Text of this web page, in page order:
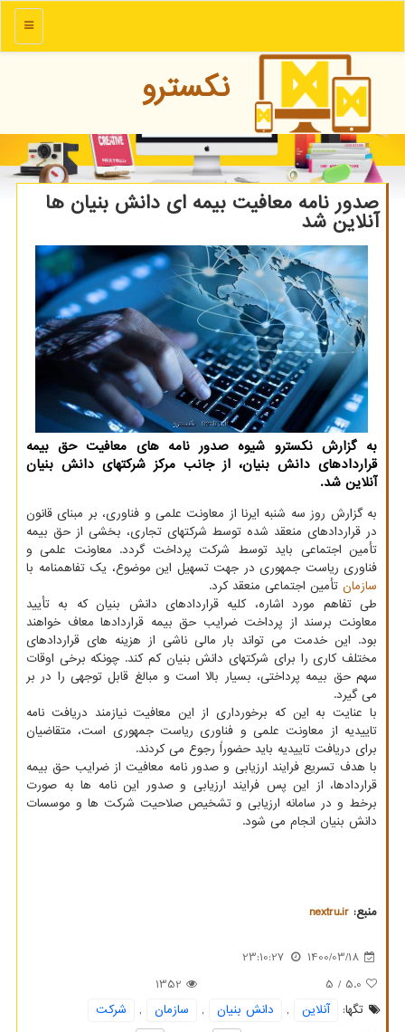
منو
نكسترو
صدور نامه معافیت بیمه ای دانش بنیان ها
آنلاین شد
به گزارش نکسترو شیوه صدور نامه های معافیت حق بیمه
قراردادهای دانش بنیان، از جانب مرکز شرکتهای دانش بنیان
آنلاین شد.
به گزارش روز سه شنبه ایرنا از معاونت علمی و فناوری، بر مبنای قانون
در قراردادهای منعقد شده توسط شرکتهای تجاری، بخشی از حق بیمه
تأمین اجتماعی باید توسط شرکت پرداخت گردد. معاونت علمی و
فناوری ریاست جمهوری در جهت تسهیل این موضوع، یک تفاهمنامه با
سازمان تأمین اجتماعی منعقد کرد.
طی تفاهم مورد اشاره، کلیه قراردادهای دانش بنیان که به تأیید
معاونت برسند از پرداخت ضرایب حق بیمه قراردادها معاف خواهند
بود. این خدمت می تواند بار مالی ناشی از هزینه های قراردادهای
مختلف کاری را برای شرکتهای دانش بنیان کم کند. چونکه برخی اوقات
سهم حق بیمه پرداختی، بسیار بالا است و مبالغ قابل توجهی را در بر
می گیرد.
با عنایت به این که برخورداری از این معافیت نیازمند دریافت نامه
تاییدیه از معاونت علمی و فناوری ریاست جمهوری است، متقاضیان
برای دریافت تاییدیه باید حضوراً رجوع می کردند.
با هدف تسریع فرایند ارزیابی و صدور نامه معافیت از ضرایب حق بیمه
قراردادها، از این پس فرایند ارزیابی و صدور این نامه ها به صورت
برخط و در سامانه ارزیابی و تشخیص صلاحیت شرکت ها و موسسات
دانش بنیان انجام می شود.
منبع: nextru.ir
1400/03/18
23:10:27
5.0
/ 5
1352
تگها:
آنلاین , دانش بنیان , سازمان ,
شركت